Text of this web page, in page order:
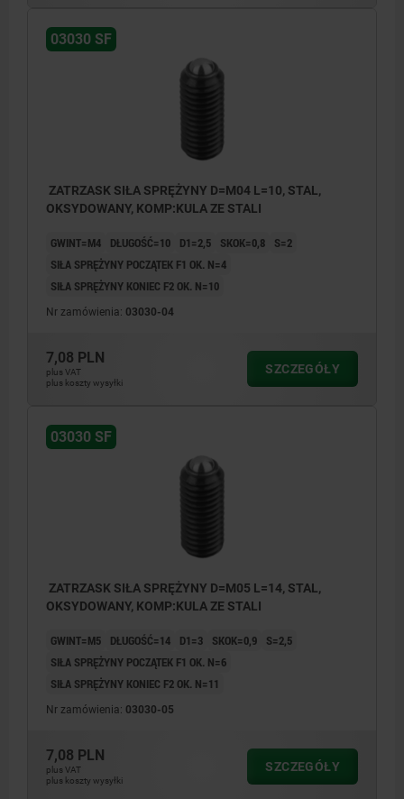
03030 SF
ZATRZASK SIŁA SPRĘŻYNY D=M04 L=10, STAL,
OKSYDOWANY, KOMP:KULA ZE STALI
GWINT=M4 DŁUGOŚĆ=10 D1=2,5 SKOK=0,8
S=2
SIŁA SPRĘŻYNY POCZĄTEK F1 OK. N=4
SIŁA SPRĘŻYNY KONIEC F2 OK. N=10
Nr zamówienia: 03030-04
7,08 PLN
plus VAT
plus koszty wysyłki
SZCZEGÓŁY
03030 SF
ZATRZASK SIŁA SPRĘŻYNY D=M05 L=14, STAL,
OKSYDOWANY, KOMP:KULA ZE STALI
GWINT=M5 DŁUGOŚĆ=14 D1=3 SKOK=0,9
S=2,5
SIŁA SPRĘŻYNY POCZĄTEK F1 OK. N=6
SIŁA SPRĘŻYNY KONIEC F2 OK. N=11
Nr zamówienia: 03030-05
7,08 PLN
plus VAT
plus koszty wysyłki
SZCZEGÓŁY